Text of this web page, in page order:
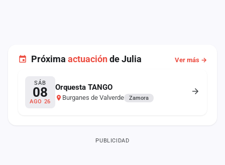
Próxima actuaciónde Julia Ver más →
SÁB
08
AGO 26
Orquesta TANGO
Burganes de Valverde Zamora
PUBLICIDAD